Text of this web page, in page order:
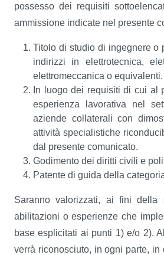
possesso dei requisiti
ammissione indicate nel presente
Titolo di studio di ingegnere o
indirizzi in elettrotecnica,
elettromeccanica o equivalenti.
In luogo dei requisiti di cui al
esperienza lavorativa nel
aziende collaterali con
attività specialistiche
dal presente comunicato.
Godimento dei diritti civili e
Patente di guida della
Saranno valorizzati, ai fini della
abilitazioni o esperienze che
base esplicitati ai punti 1) e/o 2).
verrà riconosciuto, in ogni parte, in